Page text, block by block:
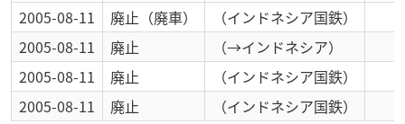
2005-08-11
廃止 （廃車）
（インドネシア国鉄）
2005-08-11
廃止
（→インドネシア）
2005-08-11
廃止
（インドネシア国鉄）
2005-08-11
廃止 （インドネシア国鉄）